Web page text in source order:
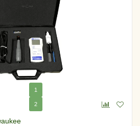
1
2